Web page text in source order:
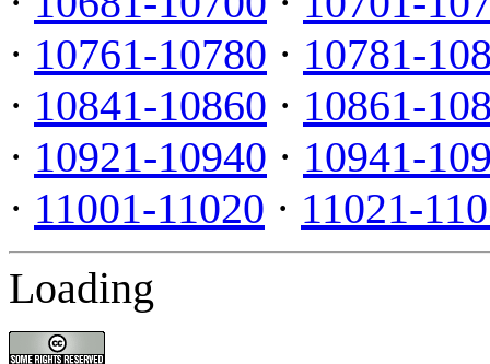
· 10761-10780 · 10781-
· 10841-10860 · 10861-
· 10921-10940 · 10941-
· 11001-11020 · 11021-
Loading